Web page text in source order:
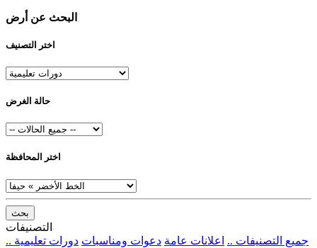
البحث عن أرض
اختر التصنيف
حالة الغرض
اختر المحافظة
بحث
التصنيفات
.. جميع التصنيفات ..
اعلانات عامة دعوات ومناسبات دورات تعليمية